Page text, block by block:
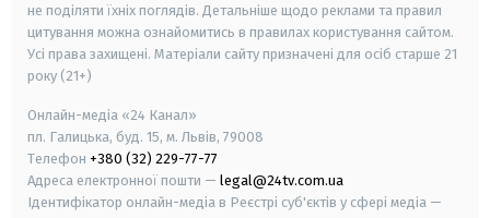
не поділяти їхніх поглядів. Детальніше щодо реклами та правил
цитування можна ознайомитись в правилах користування сайтом.
Усі права захищені. Матеріали сайту призначені для осіб старше 21
року (21+)
Онлайн-медіа «24 Канал»
пл. Галицька, буд. 15, м. Львів, 79008
Телефон +380 (32) 229-77-77
Адреса електронної пошти — legal@24tv.com.ua
Ідентифікатор онлайн-медіа в Реєстрі суб'єктів у сфері медіа —